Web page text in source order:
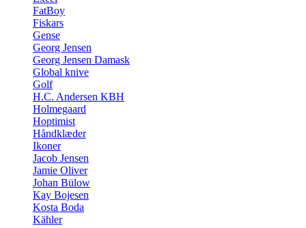
FatBoy
Fiskars
Gense
Georg Jensen
Georg Jensen Damask
Global knive
Golf
H.C. Andersen KBH
Holmegaard
Hoptimist
Håndklæder
Ikoner
Jacob Jensen
Jamie Oliver
Johan Bülow
Kay Bojesen
Kosta Boda
Kähler